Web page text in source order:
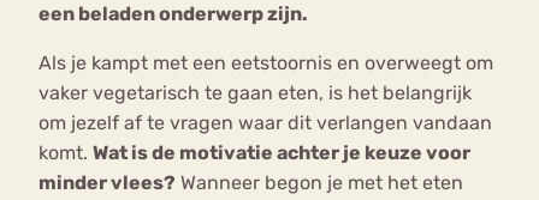
een beladen onderwerp zijn.
Als je kampt met een eetstoornis en overweegt om
vaker vegetarisch te gaan eten, is het belangrijk
om jezelf af te vragen waar dit verlangen vandaan
komt. Wat is de motivatie achter je keuze voor
minder vlees? Wanneer begon je met het eten